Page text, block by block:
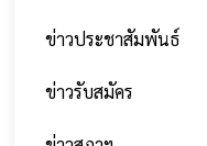
ข่าวประชาสัมพันธ์
ข่าวรับสมัคร